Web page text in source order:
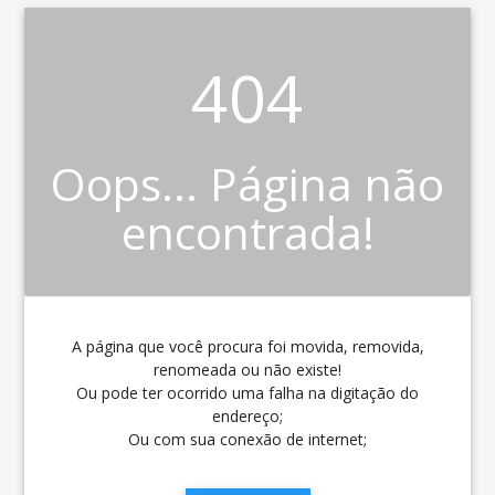
404
Oops... Página não
encontrada!
A página que você procura foi movida, removida,
renomeada ou não existe!
Ou pode ter ocorrido uma falha na digitação do
endereço;
Ou com sua conexão de internet;